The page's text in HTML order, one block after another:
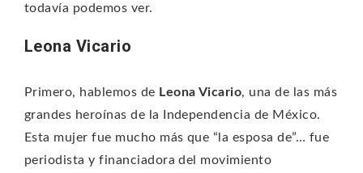
todavía podemos ver.
Leona Vicario
Primero, hablemos de Leona Vicario, una de las más
grandes heroínas de la Independencia de México.
Esta mujer fue mucho más que “la esposa de”… fue
periodista y financiadora del movimiento